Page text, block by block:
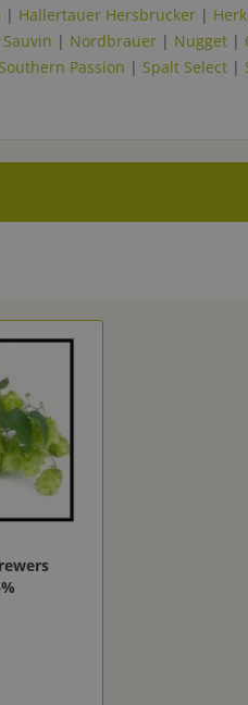
| Hallertauer Hersbrucker |
| Nordbrauer | Nugget |
Southern Passion | Spalt Select |